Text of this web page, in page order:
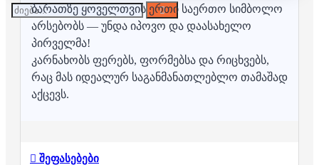
ბარათზე ყოველთვის ერთი საერთო სიმბოლო
არსებობს — უნდა იპოვო და დაასახელო
პირველმა!
კარნახობს ფერებს, ფორმებსა და რიცხვებს,
რაც მას იდეალურ საგანმანათლებლო თამაშად
აქცევს.
შეფასებები